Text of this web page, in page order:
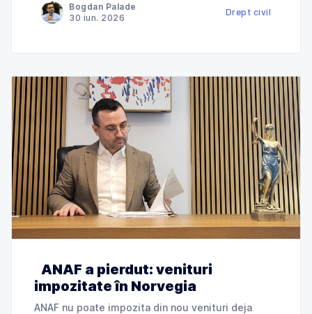
dreptate contribuabilului. Jurisprudență explicată
de Cabinet Avocat Bogdan Palade DIN SERIA
Bogdan Palade
30 iun. 2026
Drept civil
ANAF a pierdut: venituri
impozitate în Norvegia
ANAF nu poate impozita din nou venituri deja